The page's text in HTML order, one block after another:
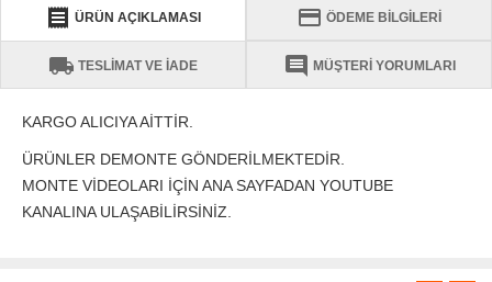
receipt ÜRÜN AÇIKLAMASI credit_card ÖDEME BİLGİLERİ
local_shipping TESLİMAT VE İADE comment MÜŞTERİ YORUMLARI
KARGO ALICIYA AİTTİR.
ÜRÜNLER DEMONTE GÖNDERİLMEKTEDİR.
MONTE VİDEOLARI İÇİN ANA SAYFADAN YOUTUBE
KANALINA ULAŞABİLİRSİNİZ.